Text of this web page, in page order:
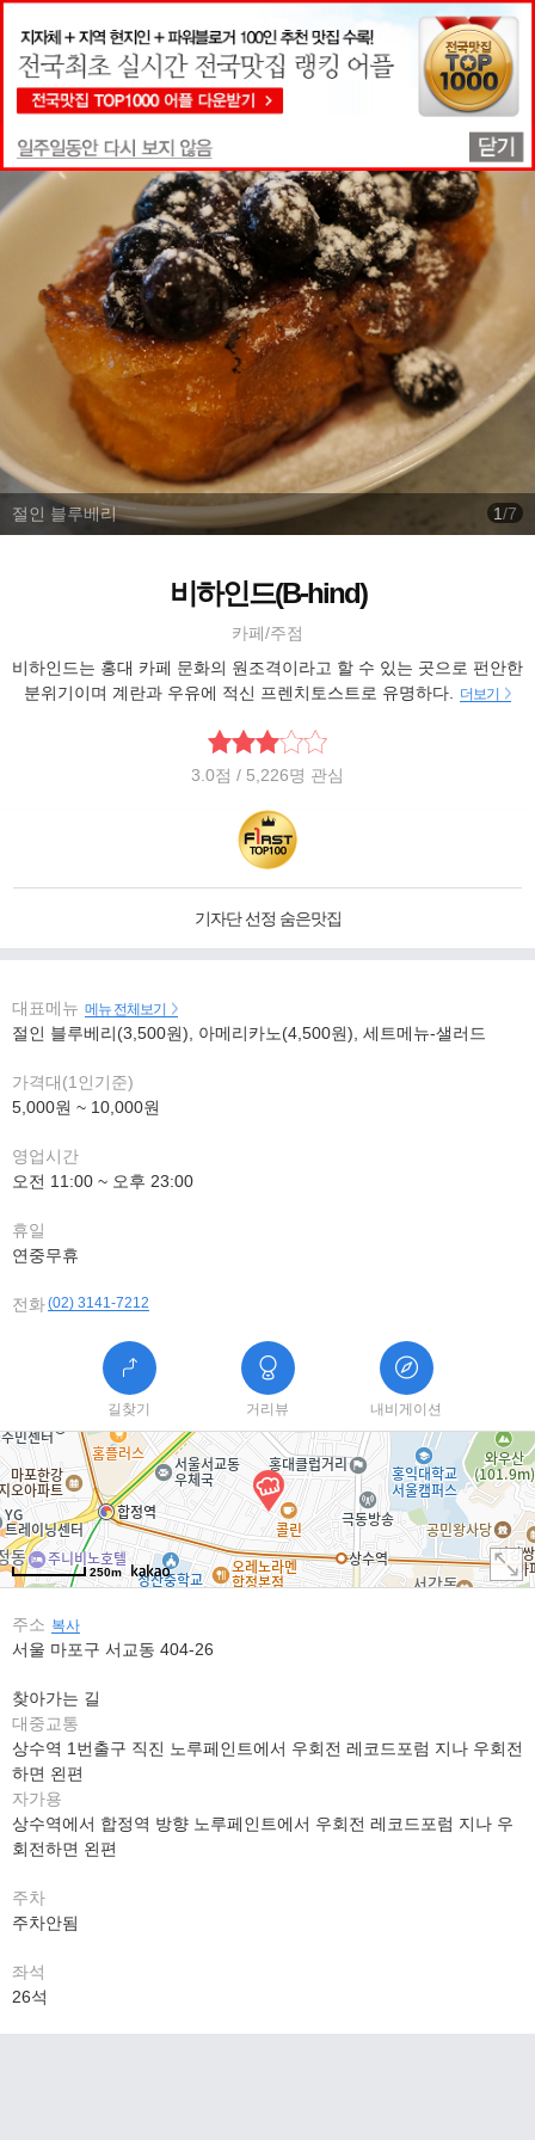
맛집상세정보
절인 블루베리 1/7
비하인드(B-hind)
카페/주점
비하인드는 홍대 카페 문화의 원조격이라고 할 수 있는 곳으로 펀안한
분위기이며 계란과 우유에 적신 프렌치토스트로 유명하다.
더보기
3.0점 / 5,226명 관심
기자단 선정 숨은맛집
대표메뉴 메뉴 전체보기
절인 블루베리(3,500원), 아메리카노(4,500원), 세트메뉴-샐러드
가격대(1인기준)
5,000원 ~ 10,000원
영업시간
오전 11:00 ~ 오후 23:00
휴일
연중무휴
전화(02) 3141-7212
길찾기 거리뷰 내비게이션
250m
주소 복사
서울 마포구 서교동 404-26
찾아가는 길
대중교통
상수역 1번출구 직진 노루페인트에서 우회전 레코드포럼 지나 우회전
하면 왼편
자가용
상수역에서 합정역 방향 노루페인트에서 우회전 레코드포럼 지나 우
회전하면 왼편
주차
주차안됨
좌석
26석